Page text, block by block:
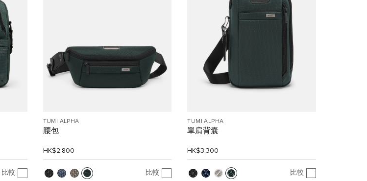
比較
TUMI ALPHA
腰包
HK$2,800
比較
TUMI ALPHA
單肩背囊
HK$3,300
比較